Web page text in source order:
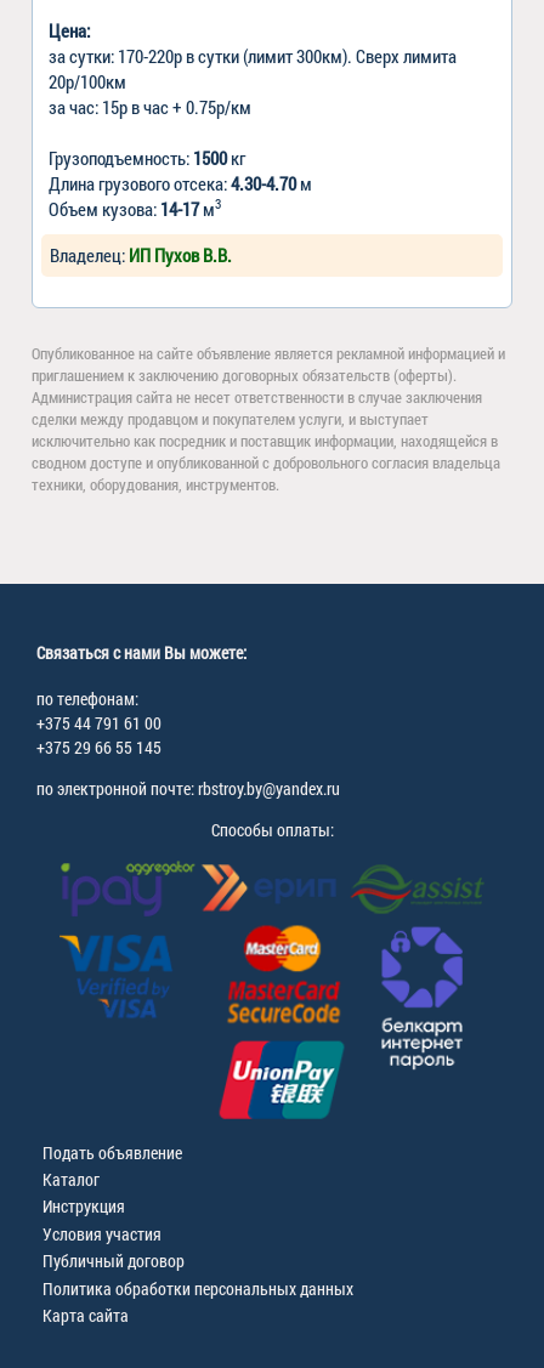
Цена:
за сутки: 170-220р в сутки (лимит 300км). Сверх лимита
20р/100км
за час: 15р в час + 0.75р/км
Грузоподъемность: 1500кг
Длина грузового отсека:4.30-4.70м
Объем кузова: 14-17м3
Владелец: ИП Пухов В.В.
Опубликованное на сайте объявление является рекламной информацией и
приглашением к заключению договорных обязательств (оферты).
Администрация сайта не несет ответственности в случае заключения
сделки между продавцом и покупателем услуги, и выступает
исключительно как посредник и поставщик информации, находящейся в
сводном доступе и опубликованной с добровольного согласия владельца
техники, оборудования, инструментов.
Связаться с нами Вы можете:
по телефонам:
+375 44 791 61 00
+375 29 66 55 145
по электронной почте: rbstroy.by@yandex.ru
Способы оплаты:
Подать объявление
Каталог
Инструкция
Условия участия
Публичный договор
Политика обработки персональных данных
Карта сайта